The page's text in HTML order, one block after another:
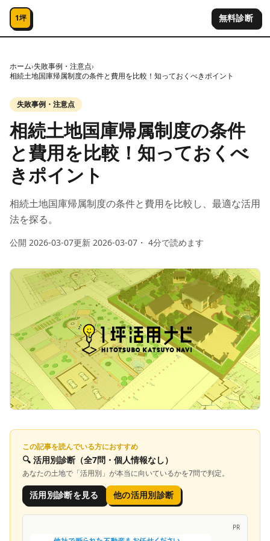
コンテンツへスキップ
1坪 無料診断
ホーム›失敗事例・注意点›
相続土地国庫帰属制度の条件と費用を比較！知っておくべきポイント
失敗事例・注意点
相続土地国庫帰属制度の条件
と費用を比較！知っておくべ
きポイント
相続土地国庫帰属制度の条件と費用を比較し、最適な活用
法を探る。
公開 2026-03-07更新 2026-03-07 ・ 4分で読めます
この記事を読んでいる方におすすめ
🔍 活用別診断 （全7問・個人情報なし）
あなたの土地で「活用別 」が本当に向いているかを7問で判定。
活用別診断を見る 他の活用別診断
PR